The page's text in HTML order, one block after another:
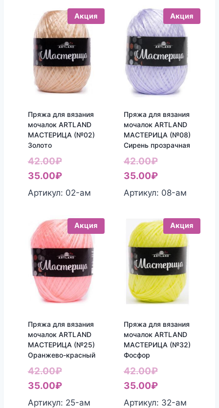
Акция
Пряжа для вязания
мочалок ARTLAND
МАСТЕРИЦА (№02)
Золото
42.00₽Первоначальная
цена
составляла
35.00₽Текущая
цена:
Артикул: 02-aм
Акция
Пряжа для вязания
мочалок ARTLAND
МАСТЕРИЦА (№08)
Сирень прозрачная
42.00₽
цена
составляла
35.00₽Текущая
цена:
Артикул: 08-aм
Акция
Пряжа для вязания
мочалок ARTLAND
МАСТЕРИЦА (№25)
Оранжево-красный
42.00₽Первоначальная
цена
составляла
35.00₽Текущая
цена:
Артикул: 25-aм
Акция
Пряжа для вязания
мочалок ARTLAND
МАСТЕРИЦА (№32)
Фосфор
42.00₽
цена
составляла
35.00₽Текущая
цена:
Артикул: 32-aм